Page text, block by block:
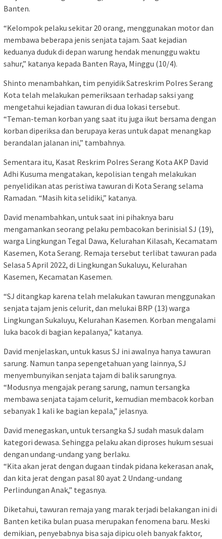
Banten.
“Kelompok pelaku sekitar 20 orang, menggunakan motor dan
membawa beberapa jenis senjata tajam. Saat kejadian
keduanya duduk di depan warung hendak menunggu waktu
sahur,” katanya kepada Banten Raya, Minggu (10/4).
Shinto menambahkan, tim penyidik Satreskrim Polres Serang
Kota telah melakukan pemeriksaan terhadap saksi yang
mengetahui kejadian tawuran di dua lokasi tersebut.
“Teman-teman korban yang saat itu juga ikut bersama dengan
korban diperiksa dan berupaya keras untuk dapat menangkap
berandalan jalanan ini,” tambahnya.
Sementara itu, Kasat Reskrim Polres Serang Kota AKP David
Adhi Kusuma mengatakan, kepolisian tengah melakukan
penyelidikan atas peristiwa tawuran di Kota Serang selama
Ramadan. “Masih kita selidiki,” katanya.
David menambahkan, untuk saat ini pihaknya baru
mengamankan seorang pelaku pembacokan berinisial SJ (19),
warga Lingkungan Tegal Dawa, Kelurahan Kilasah, Kecamatam
Kasemen, Kota Serang. Remaja tersebut terlibat tawuran pada
Selasa 5 April 2022, di Lingkungan Sukaluyu, Kelurahan
Kasemen, Kecamatan Kasemen.
“SJ ditangkap karena telah melakukan tawuran menggunakan
senjata tajam jenis celurit, dan melukai BRP (13) warga
Lingkungan Sukaluyu, Kelurahan Kasemen. Korban mengalami
luka bacok di bagian kepalanya,” katanya.
David menjelaskan, untuk kasus SJ ini awalnya hanya tawuran
sarung. Namun tanpa sepengetahuan yang lainnya, SJ
menyembunyikan senjata tajam di balik sarungnya.
“Modusnya mengajak perang sarung, namun tersangka
membawa senjata tajam celurit, kemudian membacok korban
sebanyak 1 kali ke bagian kepala,” jelasnya.
David menegaskan, untuk tersangka SJ sudah masuk dalam
kategori dewasa. Sehingga pelaku akan diproses hukum sesuai
dengan undang-undang yang berlaku.
“Kita akan jerat dengan dugaan tindak pidana kekerasan anak,
dan kita jerat dengan pasal 80 ayat 2 Undang-undang
Perlindungan Anak,” tegasnya.
Diketahui, tawuran remaja yang marak terjadi belakangan ini di
Banten ketika bulan puasa merupakan fenomena baru. Meski
demikian, penyebabnya bisa saja dipicu oleh banyak faktor,